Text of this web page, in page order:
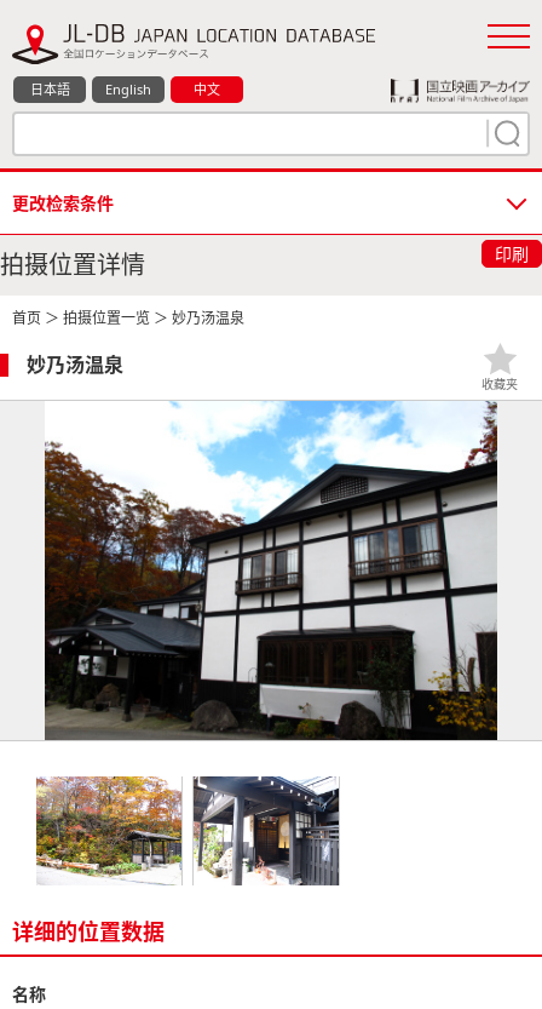
日本語 English 中文
更改检索条件
拍摄位置详情 印刷
首页 ＞ 拍摄位置一览 ＞ 妙乃汤温泉
妙乃汤温泉
收藏夹
详细的位置数据
名称